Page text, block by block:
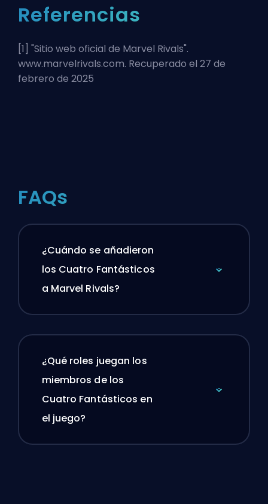
Referencias
[1] "Sitio web oficial de Marvel Rivals".
www.marvelrivals.com. Recuperado el 27 de
febrero de 2025
FAQs
¿Cuándo se añadieron
los Cuatro Fantásticos
a Marvel Rivals?
¿Qué roles juegan los
miembros de los
Cuatro Fantásticos en
el juego?